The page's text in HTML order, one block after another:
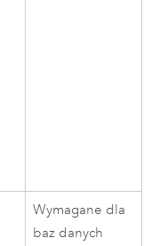
Wymagane dla
baz danych